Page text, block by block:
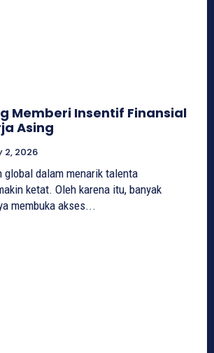
Memberi Insentif Finansial
Asing
2, 2026
global dalam menarik talenta
ketat. Oleh karena itu, banyak
membuka akses...